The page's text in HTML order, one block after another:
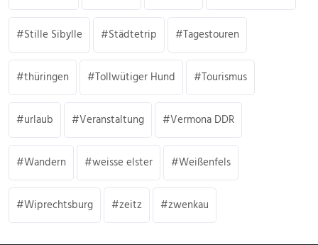
Stille Sibylle Städtetrip Tagestouren
thüringen Tollwütiger Hund Tourismus
urlaub Veranstaltung Vermona DDR
Wandern weisse elster Weißenfels
Wiprechtsburg zeitz zwenkau